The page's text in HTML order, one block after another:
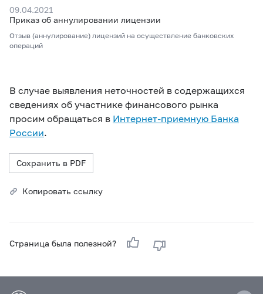
09.04.2021
Приказ об аннулировании лицензии
Отзыв (аннулирование) лицензий на осуществление банковских
операций
В случае выявления неточностей в содержащихся
сведениях об участнике финансового рынка
просим обращаться в Интернет-приемную Банка
России.
Сохранить в PDF
Копировать ссылку
Страница была полезной?